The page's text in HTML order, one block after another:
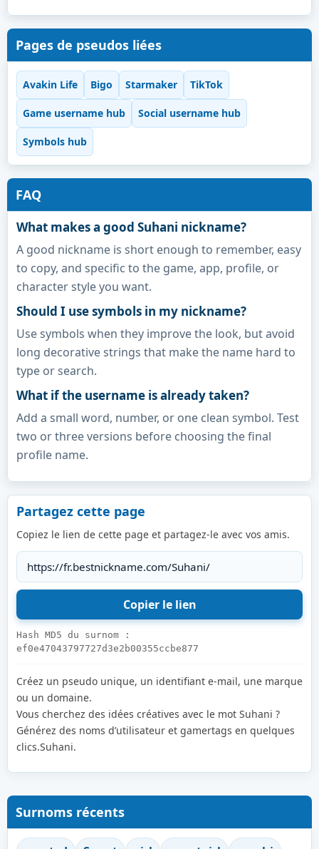
Pages de pseudos liées
Avakin Life Bigo Starmaker TikTok
Game username hub Social username hub
Symbols hub
FAQ
What makes a good Suhani nickname?
A good nickname is short enough to remember, easy
to copy, and specific to the game, app, profile, or
character style you want.
Should I use symbols in my nickname?
Use symbols when they improve the look, but avoid
long decorative strings that make the name hard to
type or search.
What if the username is already taken?
Add a small word, number, or one clean symbol. Test
two or three versions before choosing the final
profile name.
Partagez cette page
Copiez le lien de cette page et partagez-le avec vos amis.
Hash MD5 du surnom :
ef0e47043797727d3e2b00355ccbe877
Créez un pseudo unique, un identifiant e-mail, une marque
ou un domaine.
Vous cherchez des idées créatives avec le mot Suhani ?
Générez des noms d’utilisateur et gamertags en quelques
clics.Suhani.
Surnoms récents